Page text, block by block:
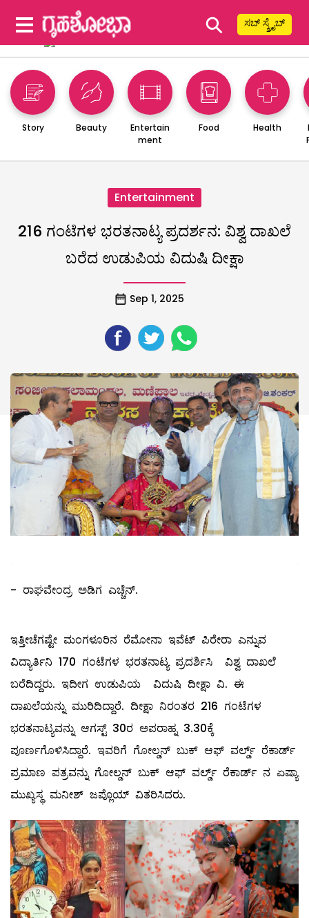
⚲ ಸಬ್ ಸ್ಕ್ರೈಬ್
Story Beauty
Entertain
ment
Food Health
Entertainment
216 ಗಂಟೆಗಳ ಭರತನಾಟ್ಯ ಪ್ರದರ್ಶನ: ವಿಶ್ವ ದಾಖಲೆ
ಬರೆದ ಉಡುಪಿಯ ವಿದುಷಿ ದೀಕ್ಷಾ
Sep 1, 2025
- ರಾಘವೇಂದ್ರ ಅಡಿಗ ಎಚ್ಚೆನ್.
ಇತ್ತೀಚೆಗಷ್ಟೇ ಮಂಗಳೂರಿನ ರೆಮೋನಾ ಇವೆಟ್ ಪಿರೇರಾ ಎನ್ನುವ
ವಿದ್ಯಾರ್ತಿನಿ 170 ಗಂಟೆಗಳ ಭರತನಾಟ್ಯ ಪ್ರದರ್ಶಿಸಿ ವಿಶ್ವ ದಾಖಲೆ
ಬರೆದಿದ್ದರು. ಇದೀಗ ಉಡುಪಿಯ ವಿದುಷಿ ದೀಕ್ಷಾ ವಿ. ಈ
ದಾಖಲೆಯನ್ನು ಮುರಿದಿದ್ದಾರೆ. ದೀಕ್ಷಾ ನಿರಂತರ 216 ಗಂಟೆಗಳ
ಭರತನಾಟ್ಯವನ್ನು ಆಗಸ್ಟ್ 30ರ ಅಪರಾಹ್ನ 3.30ಕ್ಕೆ
ಪೂರ್ಣಗೊಳಿಸಿದ್ದಾರೆ. ಇವರಿಗೆ ಗೋಲ್ಡನ್ ಬುಕ್ ಆಫ್ ವರ್ಲ್ಡ್ ರೆಕಾರ್ಡ್
ಪ್ರಮಾಣ ಪತ್ರವನ್ನು ಗೋಲ್ಡನ್ ಬುಕ್ ಆಫ್ ವರ್ಲ್ಡ್ ರೆಕಾರ್ಡ್ ನ ಏಷ್ಯಾ
ಮುಖ್ಯಸ್ಥ ಮನೀಶ್ ಜಪ್ಲೊಯ್ ವಿತರಿಸಿದರು.